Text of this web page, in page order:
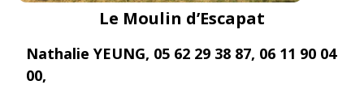
Le Moulin d’Escapat
Nathalie YEUNG, 05 62 29 38 87, 06 11 90 04
00,